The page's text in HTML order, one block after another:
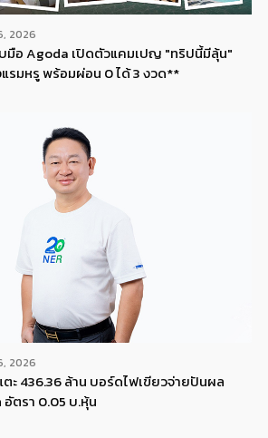
2026
มือ Agoda เปิดตัวแคมเปญ "ทริปนี้มีลุ้น"
รมหรู พร้อมผ่อน 0 ได้ 3 งวด**
2026
ตะ 436.36 ล้าน บอร์ดไฟเขียวจ่ายปันผล
อัตรา 0.05 บ.หุ้น